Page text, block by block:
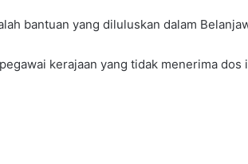
bantuan yang diluluskan dalam
kerajaan yang tidak menerima